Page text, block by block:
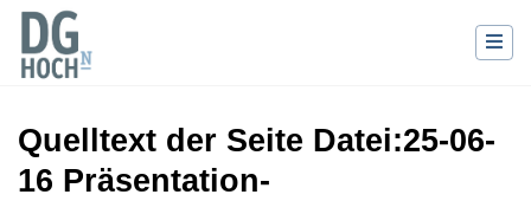
Quelltext der Seite Datei:25-06-
16 Präsentation-